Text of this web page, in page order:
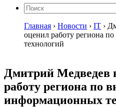
Главная › Новости › IT ›
оценил работу региона
технологий
Дмитрий Медведев
работу региона по
информационных